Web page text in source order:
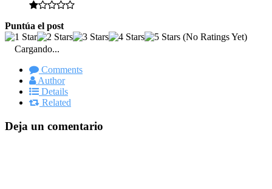
Puntúa el post
(No Ratings Yet)
Cargando...
Comments
Author
Details
Related
Deja un comentario